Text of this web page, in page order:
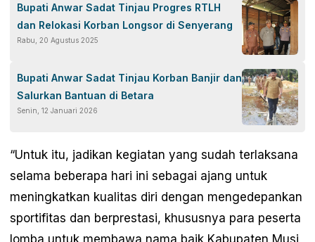
Bupati Anwar Sadat Tinjau Progres RTLH
dan Relokasi Korban Longsor di Senyerang
Rabu, 20 Agustus 2025
Bupati Anwar Sadat Tinjau Korban Banjir dan
Salurkan Bantuan di Betara
Senin, 12 Januari 2026
“Untuk itu, jadikan kegiatan yang sudah terlaksana
selama beberapa hari ini sebagai ajang untuk
meningkatkan kualitas diri dengan mengedepankan
sportifitas dan berprestasi, khususnya para peserta
lomba untuk membawa nama baik Kabupaten Musi